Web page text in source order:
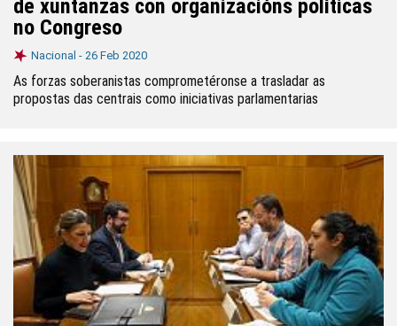
de xuntanzas con organizacións políticas
no Congreso
Nacional - 26 Feb 2020
As forzas soberanistas comprometéronse a trasladar as
propostas das centrais como iniciativas parlamentarias